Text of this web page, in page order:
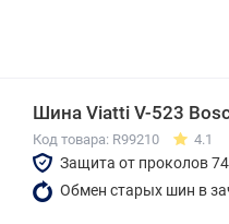
Шина Viatti V-523
Код товара: R99210 4.1
Защита от проколов
Обмен старых шин в